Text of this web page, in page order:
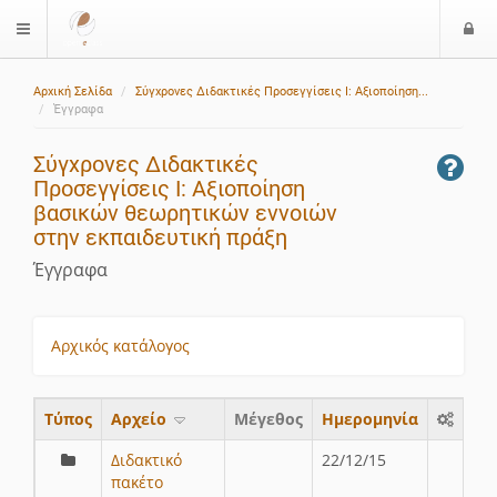
$langMenu
Αρχική Σελίδα
Σύγχρονες Διδακτικές Προσεγγίσεις Ι: Αξιοποίηση...
Έγγραφα
Σύγχρονες Διδακτικές
Προσεγγίσεις Ι: Αξιοποίηση
βασικών θεωρητικών εννοιών
στην εκπαιδευτική πράξη
Έγγραφα
Αρχικός κατάλογος
Τύπος Aρχείο Μέγεθος
Ημερομηνία
Διδακτικό
πακέτο
22/12/15